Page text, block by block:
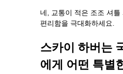
네, 교통이 적은 조조 셔틀
편리함을 극대화하세요.
스카이 하버는
에게 어떤 특별